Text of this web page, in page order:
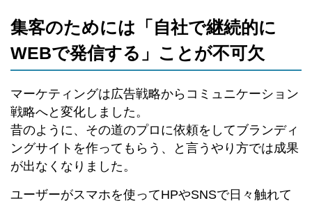
集客のためには「自社で継続的に
WEBで発信する」ことが不可欠
マーケティングは広告戦略からコミュニケーション
戦略へと変化しました。
昔のように、その道のプロに依頼をしてブランディ
ングサイトを作ってもらう、と言うやり方では成果
が出なくなりました。
ユーザーがスマホを使ってHPやSNSで日々触れて